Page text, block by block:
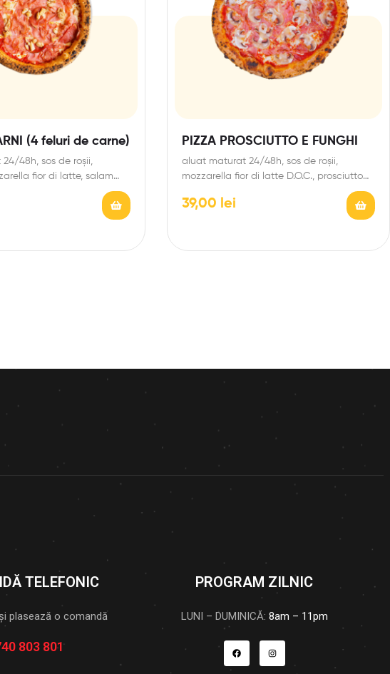
(4 feluri de carne)
48h, sos de roșii,
fior di latte, salam
PIZZA PROSCIUTTO E FUNGHI
aluat maturat 24/48h, sos de roșii,
mozzarella fior di latte D.O.C., prosciutto
39,00 lei
TELEFONIC
plasează o comandă
803 801
PROGRAM ZILNIC
LUNI – DUMINICĂ: 8am – 11pm